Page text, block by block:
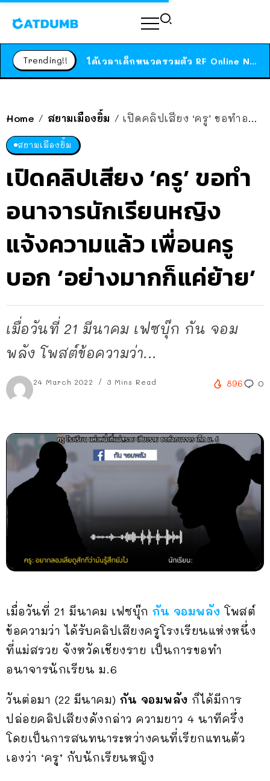
Trending!! ได้เวลาเด็กหนวดรวมตัว RF Online Next เปิดให้เล่นแล้ว เกม Sci-Fi MMORPG ระดับตำนาน เล่นได้ทั้งมือถือและ PC
Home / สยามเมืองยิ้ม / เปิดคลิปเสียง ‘ครู’ ขอทำอนาจารนักเรียนหญิง แจ้งความแล้ว เพื่อนครูบอก ‘อย่างมากก็แค่ย้าย’
สยามเมืองยิ้ม
เปิดคลิปเสียง ‘ครู’ ขอทำ
อนาจารนักเรียนหญิง
แจ้งความแล้ว เพื่อนครู
บอก ‘อย่างมากก็แค่ย้าย’
เมื่อวันที่ 21 มีนาคม เฟซบุ๊ก กัน จอม
พลัง โพสต์ข้อความว่า...
24 March 2022 3 Mins Read 896 0
เมื่อวันที่ 21 มีนาคม เฟซบุ๊ก กัน จอมพลัง โพสต์
ข้อความว่า ได้รับคลิปเสียงครูโรงเรียนแห่งหนึ่ง
ที่แม่สรวย จังหวัดเชียงราย เป็นการขอทำ
อนาจารนักเรียน ม.6
วันต่อมา (22 มีนาคม) กัน จอมพลัง ก็ได้มีการ
ปล่อยคลิปเสียงดังกล่าว ความยาว 4 นาทีครึ่ง
โดยเป็นการสนทนาระหว่างคนที่เรียกแทนตัว
เองว่า ‘ครู’ กับนักเรียนหญิง